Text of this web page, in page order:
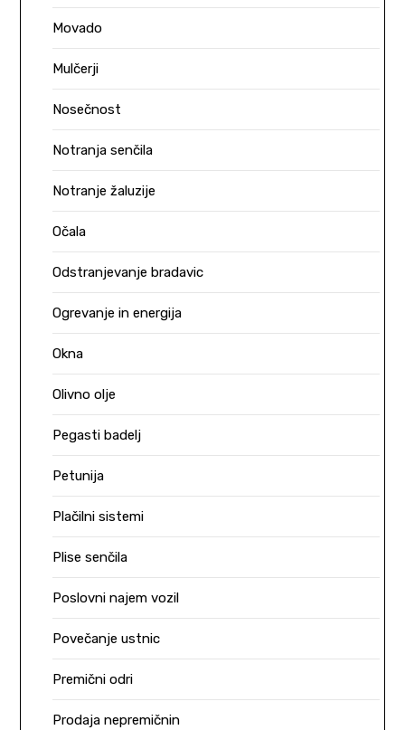
Movado
Mulčerji
Nosečnost
Notranja senčila
Notranje žaluzije
Očala
Odstranjevanje bradavic
Ogrevanje in energija
Okna
Olivno olje
Pegasti badelj
Petunija
Plačilni sistemi
Plise senčila
Poslovni najem vozil
Povečanje ustnic
Premični odri
Prodaja nepremičnin